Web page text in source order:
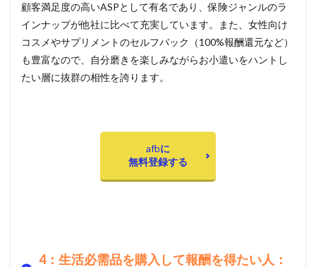
顧客満足度の高いASPとして有名であり、保険ジャンルのラ
インナップが他社に比べて充実しています。また、女性向け
コスメやサプリメントのセルフバック（100%報酬還元など）
も豊富なので、自分磨きを楽しみながらお小遣いをハントし
たい層に抜群の相性を誇ります。
afbに
無料登録する
4：生活必需品を購入して報酬を得たい人：